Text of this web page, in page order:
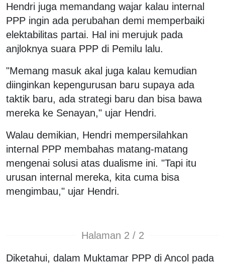
Hendri juga memandang wajar kalau internal
PPP ingin ada perubahan demi memperbaiki
elektabilitas partai. Hal ini merujuk pada
anjloknya suara PPP di Pemilu lalu.
"Memang masuk akal juga kalau kemudian
diinginkan kepengurusan baru supaya ada
taktik baru, ada strategi baru dan bisa bawa
mereka ke Senayan," ujar Hendri.
Walau demikian, Hendri mempersilahkan
internal PPP membahas matang-matang
mengenai solusi atas dualisme ini. "Tapi itu
urusan internal mereka, kita cuma bisa
mengimbau," ujar Hendri.
Halaman 2 / 2
Diketahui, dalam Muktamar PPP di Ancol pada